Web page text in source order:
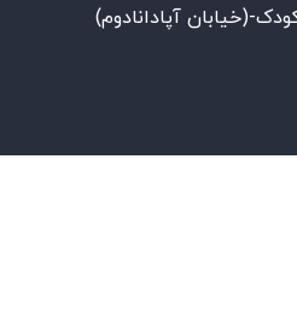
(خیابان آپادانادوم)